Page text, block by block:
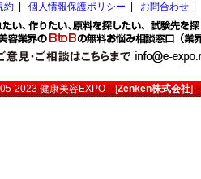
約 個人情報保護ポリシー お問合わせ
2023健康美容EXPO[Zenken株式会社]